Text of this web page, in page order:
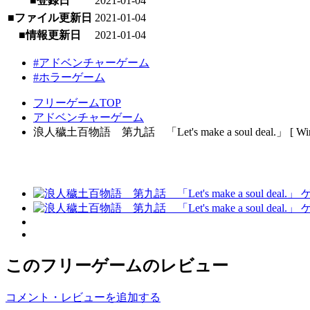
■ファイル更新日 2021-01-04
■情報更新日
2021-01-04
#アドベンチャーゲーム
#ホラーゲーム
フリーゲームTOP
アドベンチャーゲーム
浪人穢土百物語 第九話 「Let's make a soul deal.」 [
このフリーゲームのレビュー
コメント・レビューを追加する